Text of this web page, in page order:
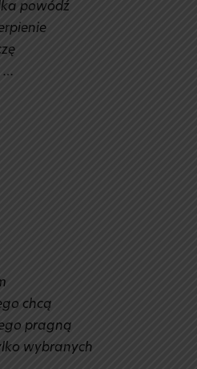
powódź
…
chcą
pragną
wybranych